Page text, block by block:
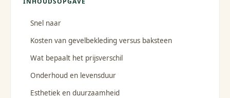
Snel naar
Kosten van gevelbekleding versus baksteen
Wat bepaalt het prijsverschil
Onderhoud en levensduur
Esthetiek en duurzaamheid